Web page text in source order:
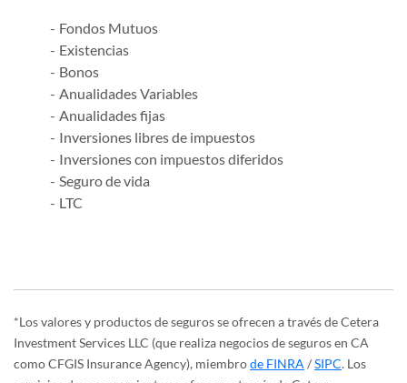
Fondos Mutuos
Existencias
Bonos
Anualidades Variables
Anualidades fijas
Inversiones libres de impuestos
Inversiones con impuestos diferidos
Seguro de vida
LTC
*Los valores y productos de seguros se ofrecen a través de Cetera
Investment Services LLC (que realiza negocios de seguros en CA
como CFGIS Insurance Agency), miembrode FINRA/SIPC. Los